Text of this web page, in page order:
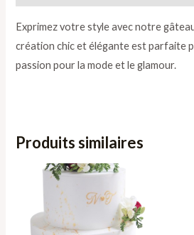
Exprimez votre style avec notre
création chic et élégante est parfaite
passion pour la mode et le glamour.
Produits similaires
Plage
prix :
211,00 €
664,65 €